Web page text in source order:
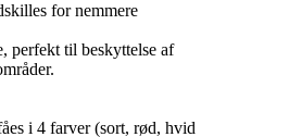
for nemmere
perfekt til beskyttelse af
i 4 farver (sort, rød, hvid